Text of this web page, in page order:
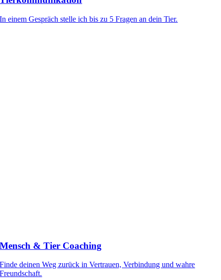
In einem Gespräch stelle ich bis zu 5 Fragen an dein Tier.
Mensch & Tier Coaching
Finde deinen Weg zurück in Vertrauen, Verbindung und wahre
Freundschaft.